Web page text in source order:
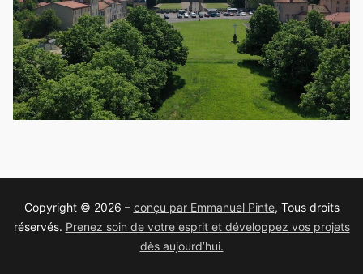
Copyright © 2026 – conçu par Emmanuel Pinte, Tous droits
réservés. Prenez soin de votre esprit et développez vos projets
dès aujourd’hui.